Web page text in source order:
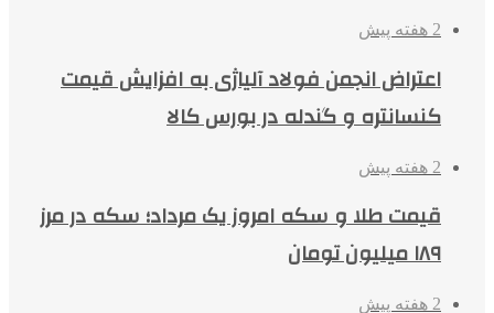
2 هفته پیش
اعتراض انجمن فولاد آلیاژی به افزایش قیمت
کنسانتره و گندله در بورس کالا
2 هفته پیش
قیمت طلا و سکه امروز یک مرداد؛ سکه در مرز
۱۸۹ میلیون تومان
2 هفته پیش